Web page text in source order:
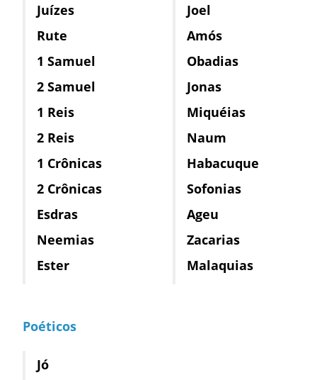
Juízes
Rute
1 Samuel
2 Samuel
1 Reis
2 Reis
1 Crônicas
2 Crônicas
Esdras
Neemias
Ester
Poéticos
Jó
Joel
Amós
Obadias
Jonas
Miquéias
Naum
Habacuque
Sofonias
Ageu
Zacarias
Malaquias